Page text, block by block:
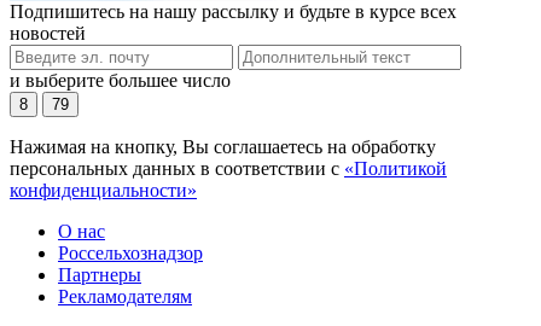
Подпишитесь на нашу рассылку и будьте в курсе всех
новостей
и выберите большее число
8 79
Нажимая на кнопку, Вы соглашаетесь на обработку
персональных данных в соответствии с «Политикой
конфиденциальности»
О нас
Россельхознадзор
Партнеры
Рекламодателям